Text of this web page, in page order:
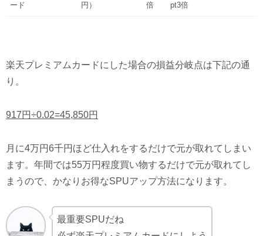
ード
円）
倍
pt3倍
楽天プレミアムカードにした場合の損益分岐点は下記の通
り。
917円÷0.02=45,850円
月に4万円6千円ほど仕入れをするだけで元が取れてしまい
ます。年間では55万円程度買い物するだけで元が取れてし
まうので、かなりお得なSPUアップ方法になります。
最重要SPUだね